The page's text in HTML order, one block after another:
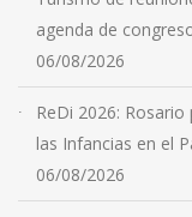
agenda de
06/08/2026
ReDi 2026:
las Infancias en el
06/08/2026